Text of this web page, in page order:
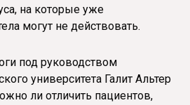
на которые уже
могут не действовать.
под руководством
университета Галит Альтер
ли отличить пациентов,